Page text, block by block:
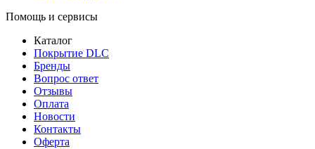
Помощь и сервисы
Каталог
Покрытие DLC
Бренды
Вопрос ответ
Отзывы
Оплата
Новости
Контакты
Оферта